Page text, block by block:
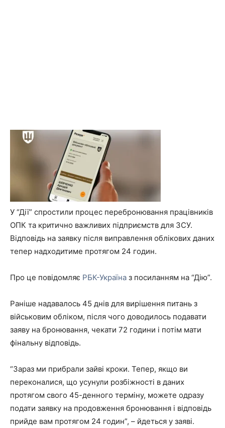
У “Дії” спростили процес перебронювання працівників
ОПК та критично важливих підприємств для ЗСУ.
Відповідь на заявку після виправлення облікових даних
тепер надходитиме протягом 24 годин.
Про це повідомляє РБК-Україна з посиланням на “Дію”.
Раніше надавалось 45 днів для вирішення питань з
військовим обліком, після чого доводилось подавати
заяву на бронювання, чекати 72 години і потім мати
фінальну відповідь.
“Зараз ми прибрали зайві кроки. Тепер, якщо ви
переконалися, що усунули розбіжності в даних
протягом свого 45-денного терміну, можете одразу
подати заявку на продовження бронювання і відповідь
прийде вам протягом 24 годин”, – йдеться у заяві.